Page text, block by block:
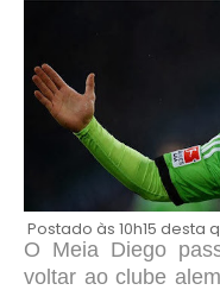
Postado às 10h15 desta
O Meia Diego
voltar ao clube